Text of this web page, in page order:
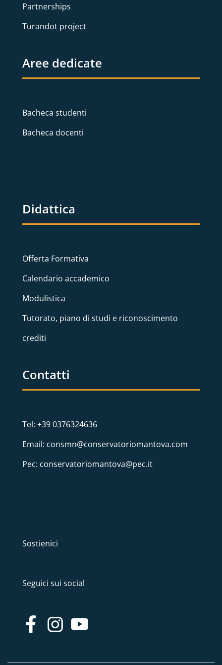
Partnerships
Turandot project
Aree dedicate
Bacheca studenti
Bacheca docenti
Didattica
Offerta Formativa
Calendario accademico
Modulistica
Tutorato, piano di studi e riconoscimento
crediti
Contatti
Tel: +39 0376324636
Email: consmn@conservatoriomantova.com
Pec: conservatoriomantova@pec.it
Sostienici
Seguici sui social